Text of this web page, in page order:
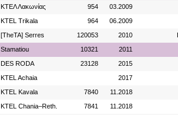
ΚΤΕΛ Λακωνίας 954 03.2009
ΚΤΕL Τrikala 964 06.2009
[TheTA] Serres 120053 2010
Stamatiou 10321 2011
DES RODA 23128 2015
KTEL Achaia 2017
KTEL Kavala 7840 11.2018
KTEL Chania–Reth. 7841 11.2018